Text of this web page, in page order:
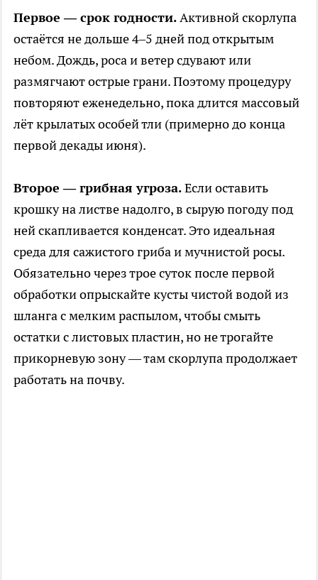
Первое — срок годности.Активной скорлупа
остаётся не дольше 4–5 дней под открытым
небом. Дождь, роса и ветер сдувают или
размягчают острые грани. Поэтому процедуру
повторяют еженедельно, пока длится массовый
лёт крылатых особей тли (примерно до конца
первой декады июня).
Второе — грибная угроза.Если оставить
крошку на листве надолго, в сырую погоду под
ней скапливается конденсат. Это идеальная
среда для сажистого гриба и мучнистой росы.
Обязательно через трое суток после первой
обработки опрыскайте кусты чистой водой из
шланга с мелким распылом, чтобы смыть
остатки с листовых пластин, но не трогайте
прикорневую зону — там скорлупа продолжает
работать на почву.